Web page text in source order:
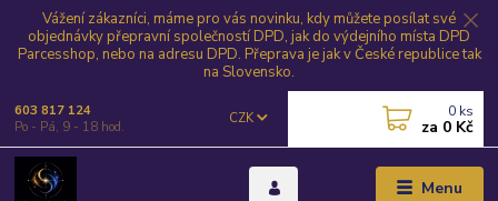
Vážení zákazníci, máme pro vás novinku, kdy můžete posílat své
objednávky přepravní společností DPD, jak do výdejního místa DPD
Parcesshop, nebo na adresu DPD. Přeprava je jak v České republice tak
na Slovensko.
Menu
CZK
603 817 124
Po - Pá, 9 - 18 hod.
0 ks
za 0 Kč